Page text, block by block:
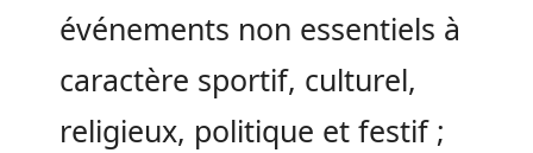
événements non essentiels à
caractère sportif, culturel,
religieux, politique et festif ;